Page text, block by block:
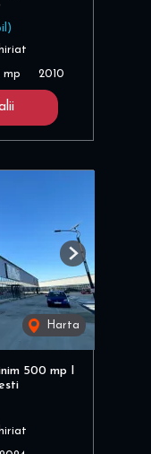
mp 2010
Harta
Next
500 mp I